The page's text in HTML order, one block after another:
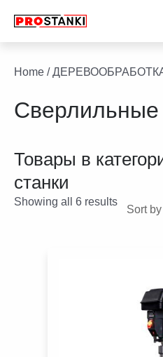
Home /
Сверлильные
Товары в
станки
Showing all 6 results